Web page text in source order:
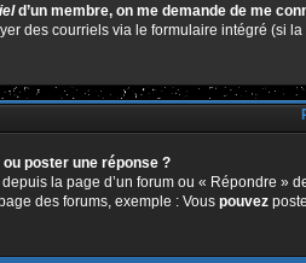
d’un membre, on me demande de me
des courriels via le formulaire intégré (si
poster une réponse ?
la page d’un forum ou « Répondre »
des forums, exemple : Vous pouvez